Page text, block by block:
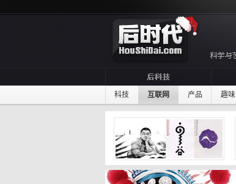
科技 互联网 产品 趣味